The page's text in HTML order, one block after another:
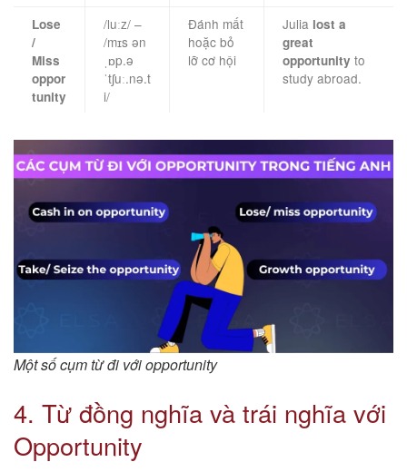
Lose
/
Miss
oppor
tunity
/luːz/ –
/mɪs ən
ˌɒp.ə
ˈtʃuː.nə.t
i/
Đánh mất
hoặc bỏ
lỡ cơ hội
Julia lost a
great
opportunity to
study abroad.
Một số cụm từ đi với opportunity
4. Từ đồng nghĩa và trái nghĩa với
Opportunity